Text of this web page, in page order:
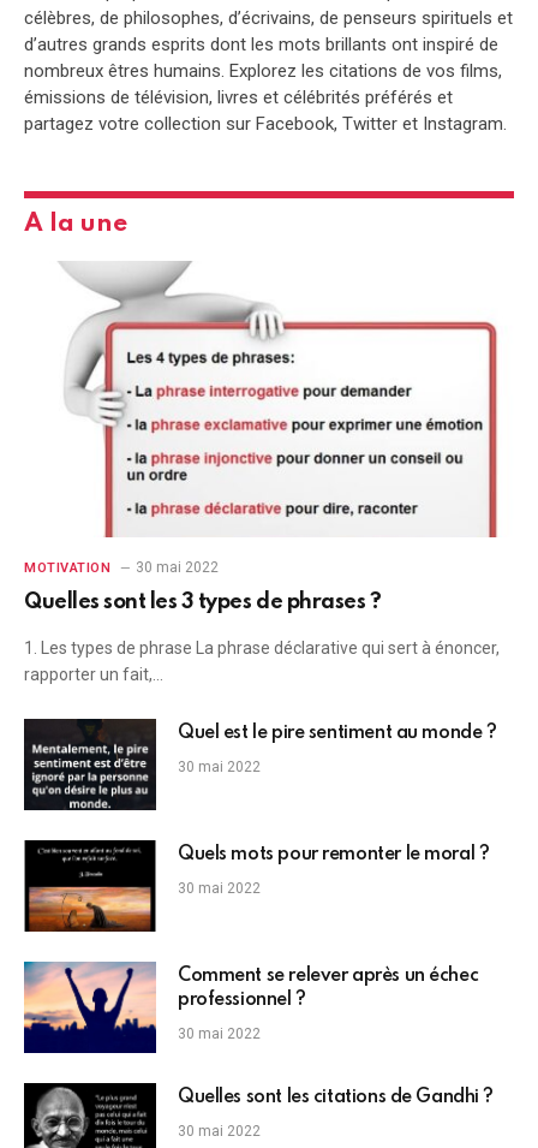
célèbres, de philosophes, d’écrivains, de penseurs spirituels et
d’autres grands esprits dont les mots brillants ont inspiré de
nombreux êtres humains. Explorez les citations de vos films,
émissions de télévision, livres et célébrités préférés et
partagez votre collection sur Facebook, Twitter et Instagram.
A la une
MOTIVATION 30 mai 2022
Quelles sont les 3 types de phrases ?
1. Les types de phrase La phrase déclarative qui sert à énoncer,
rapporter un fait,…
Quel est le pire sentiment au monde ?
30 mai 2022
Quels mots pour remonter le moral ?
30 mai 2022
Comment se relever après un échec
professionnel ?
30 mai 2022
Quelles sont les citations de Gandhi ?
30 mai 2022